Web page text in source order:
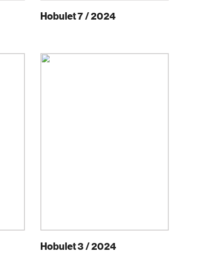
Hobulet 7 / 2024
Hobulet 3 / 2024